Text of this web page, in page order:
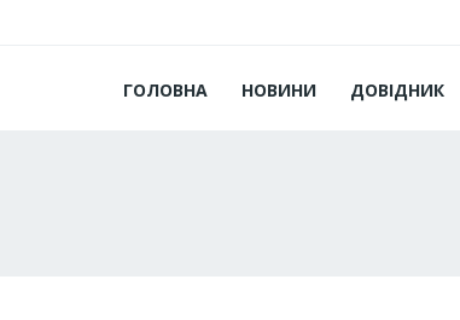
ГОЛОВНА НОВИНИ ДОВІДНИК